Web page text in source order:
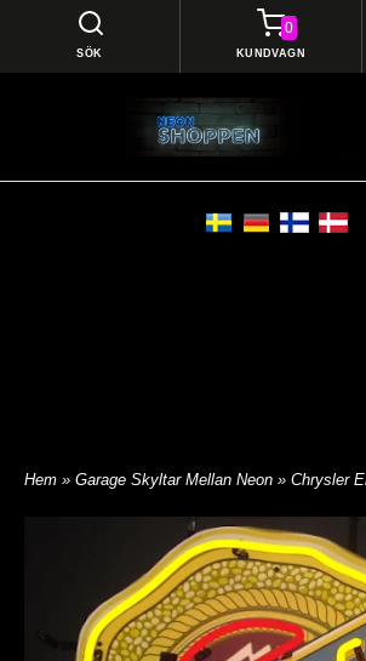
SÖK
0
KUNDVAGN
Hem » Garage Skyltar Mellan Neon » Chrysler